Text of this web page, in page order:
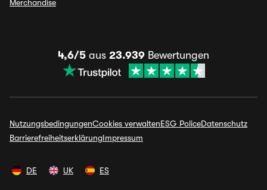
Merchandise
4,6/5 aus 23.939 Bewertungen
NutzungsbedingungenCookies verwaltenESG PoliceDatenschutz
BarrierefreiheitserklärungImpressum
DE UK ES